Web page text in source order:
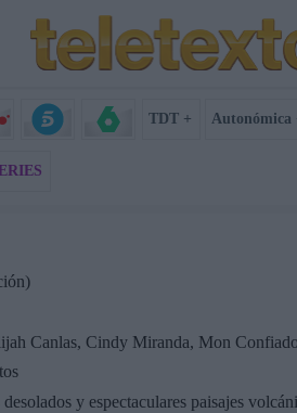
TDT + Autonómica
Canlas, Cindy Miranda, Mon
y espectaculares paisajes